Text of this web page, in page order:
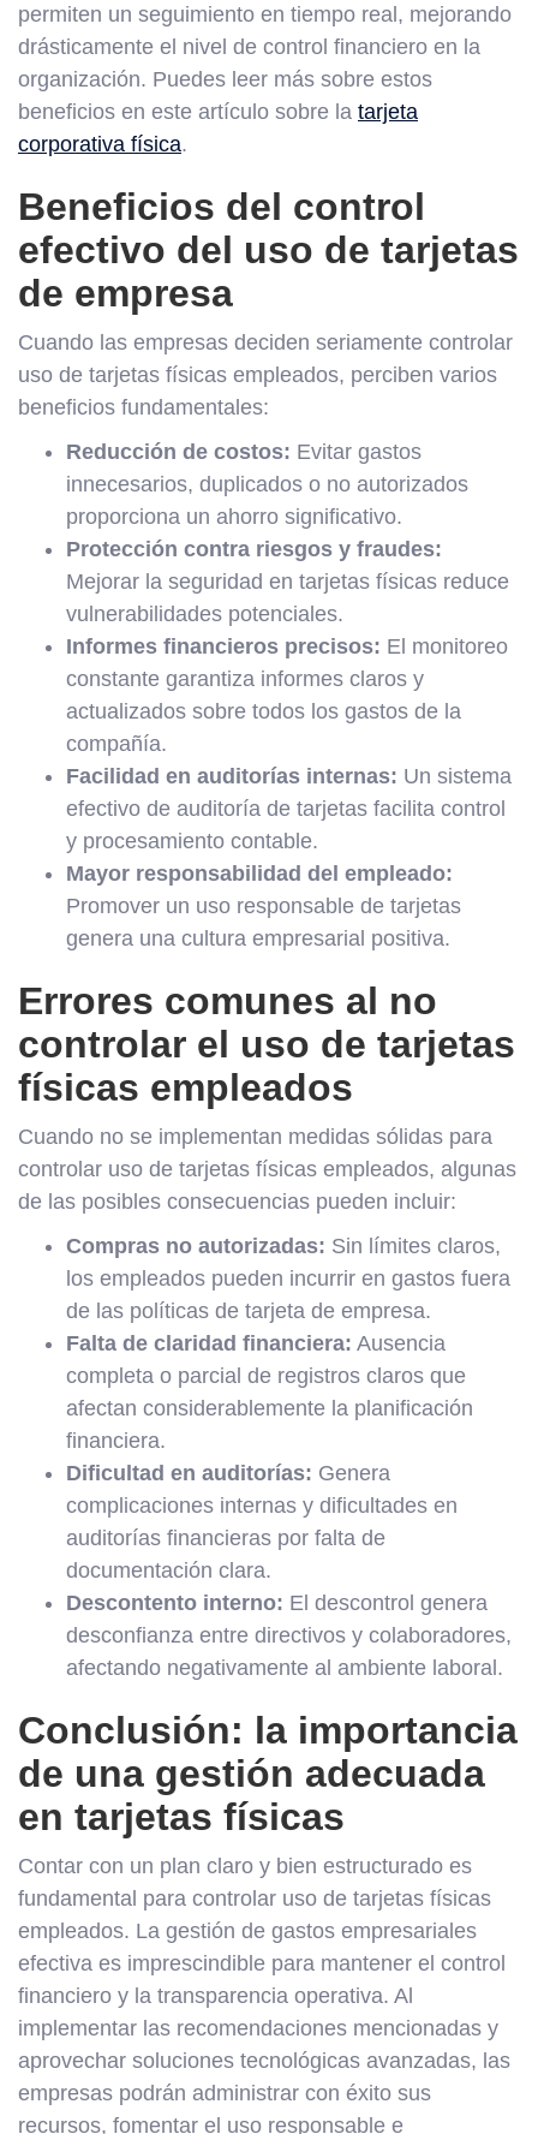
permiten un seguimiento en tiempo real, mejorando
drásticamente el nivel de control financiero en la
organización. Puedes leer más sobre estos
beneficios en este artículo sobre la tarjeta
corporativa física.
Beneficios del control
efectivo del uso de tarjetas
de empresa
Cuando las empresas deciden seriamente controlar
uso de tarjetas físicas empleados, perciben varios
beneficios fundamentales:
Reducción de costos: Evitar gastos
innecesarios, duplicados o no autorizados
proporciona un ahorro significativo.
Protección contra riesgos y fraudes:
Mejorar la seguridad en tarjetas físicas reduce
vulnerabilidades potenciales.
Informes financieros precisos: El monitoreo
constante garantiza informes claros y
actualizados sobre todos los gastos de la
compañía.
Facilidad en auditorías internas: Un sistema
efectivo de auditoría de tarjetas facilita control
y procesamiento contable.
Mayor responsabilidad del empleado:
Promover un uso responsable de tarjetas
genera una cultura empresarial positiva.
Errores comunes al no
controlar el uso de tarjetas
físicas empleados
Cuando no se implementan medidas sólidas para
controlar uso de tarjetas físicas empleados, algunas
de las posibles consecuencias pueden incluir:
Compras no autorizadas: Sin límites claros,
los empleados pueden incurrir en gastos fuera
de las políticas de tarjeta de empresa.
Falta de claridad financiera: Ausencia
completa o parcial de registros claros que
afectan considerablemente la planificación
financiera.
Dificultad en auditorías: Genera
complicaciones internas y dificultades en
auditorías financieras por falta de
documentación clara.
Descontento interno: El descontrol genera
desconfianza entre directivos y colaboradores,
afectando negativamente al ambiente laboral.
Conclusión: la importancia
de una gestión adecuada
en tarjetas físicas
Contar con un plan claro y bien estructurado es
fundamental para controlar uso de tarjetas físicas
empleados. La gestión de gastos empresariales
efectiva es imprescindible para mantener el control
financiero y la transparencia operativa. Al
implementar las recomendaciones mencionadas y
aprovechar soluciones tecnológicas avanzadas, las
empresas podrán administrar con éxito sus
recursos, fomentar el uso responsable e